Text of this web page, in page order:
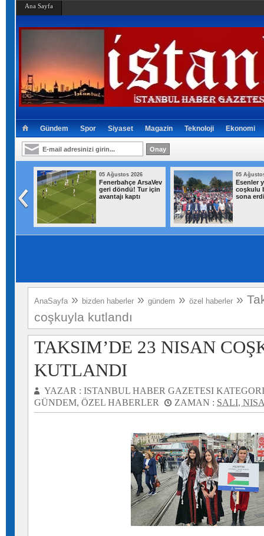
Ana Sayfa
Gündem Spor Siyaset Magazin Teknoloji Ekonomi
kapı
05 Ağustos 2026
Fenerbahçe ArsaVev
geri döndü! Tur için
avantajı kaptı
05
Esenler
coşkulu
sona erdi
AnaSayfa » bizden haberler » gündem » özel haberler »
coşkuyla kutlandı
TAKSIM’DE 23 NISAN
KUTLANDI
YAZAR : ISTANBUL HABER GAZETESI
GÜNDEM, ÖZEL HABERLER ZAMAN : SALI,